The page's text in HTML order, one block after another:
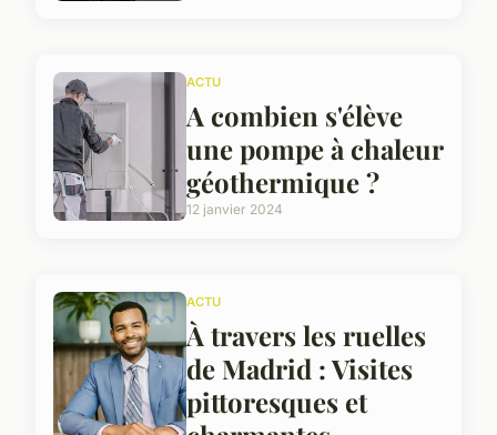
ACTU
A combien s'élève
une pompe à chaleur
géothermique ?
12 janvier 2024
ACTU
À travers les ruelles
de Madrid : Visites
pittoresques et